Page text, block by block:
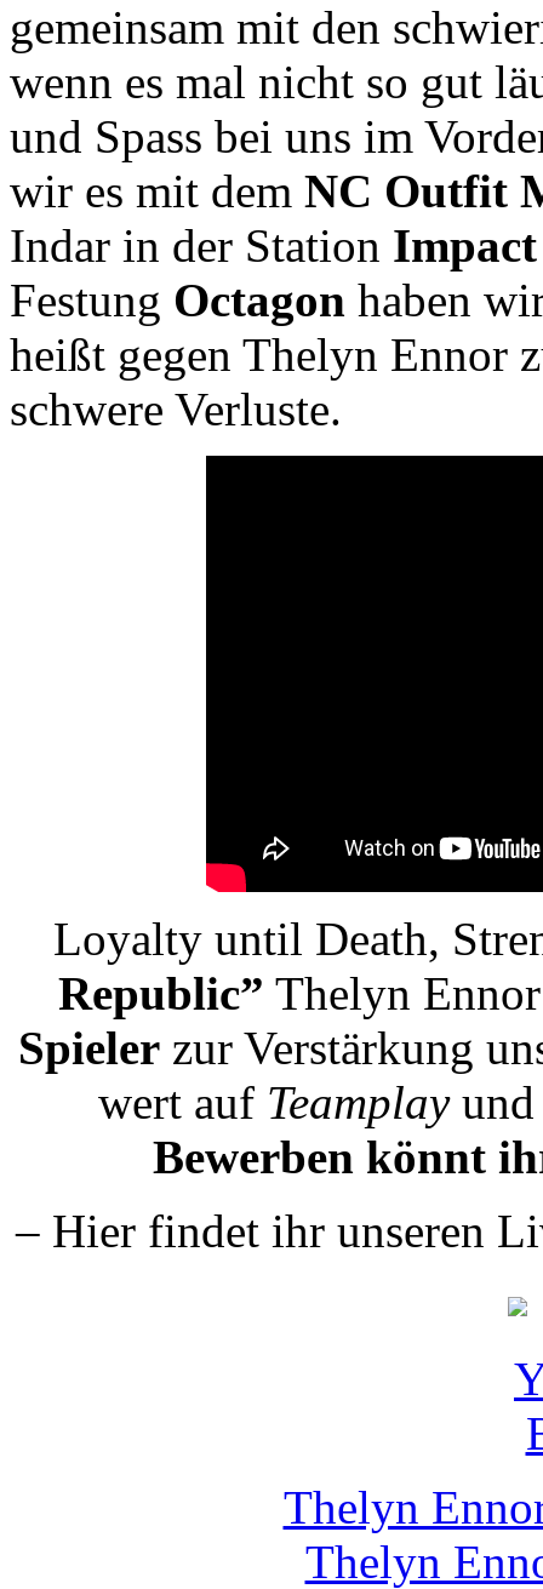
gemeinsam mit den
wenn es mal nicht so gut
und Spass bei uns im
wir es mit dem NC Outfit
Indar in der Station
Festung Octagon haben
heißt gegen Thelyn Ennor
schwere Verluste.
Loyalty until Death,
Republic” Thelyn
Spieler zur Verstärkung
wert auf Teamplay
Bewerben könnt
– Hier findet ihr unseren
Thelyn
Thelyn